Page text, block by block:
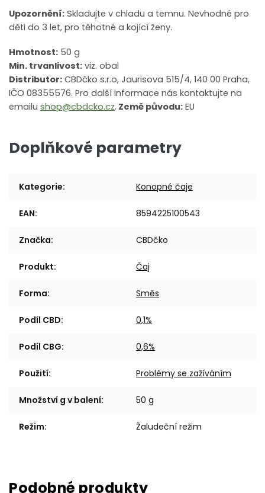
Upozornění: Skladujte v chladu a temnu. Nevhodné pro
děti do 3 let, pro těhotné a kojící ženy.
Hmotnost: 50 g
Min. trvanlivost: viz. obal
Distributor: CBDčko s.r.o, Jaurisova 515/4, 140 00 Praha,
IČO 08355576. Pro další informace nás kontaktujte na
emailu shop@cbdcko.cz. Země původu: EU
Doplňkové parametry
Kategorie: Konopné čaje
EAN: 8594225100543
Značka: CBDčko
Produkt: Čaj
Forma: Směs
Podíl CBD: 0,1%
Podíl CBG: 0,6%
Použití: Problémy se zažíváním
Množství g v balení: 50 g
Režim: Žaludeční režim